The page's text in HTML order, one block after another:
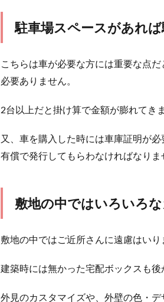
駐車場スペースがあれ
こちらは車が必要な方には重要な点
必要ありません。
2台以上だと掛け算で金額が膨れてき
又、車を購入した時には車庫証明が
有償で発行してもらわなければなりま
敷地の中ではいろいろ
敷地の中ではご近所さんに遠慮はい
建築時には無かった宅配ボックスも
外見のカスタマイズや、外壁の色・デ